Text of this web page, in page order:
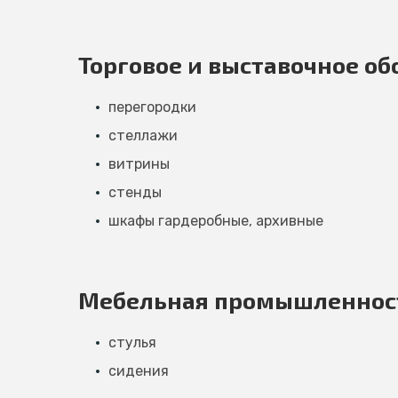
Торговое и выставочное
перегородки
стеллажи
витрины
стенды
шкафы гардеробные, архивные
Мебельная
стулья
сидения